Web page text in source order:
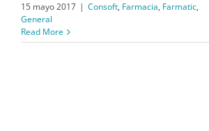
15 mayo 2017 | Consoft, Farmacia, Farmatic,
General
Read More